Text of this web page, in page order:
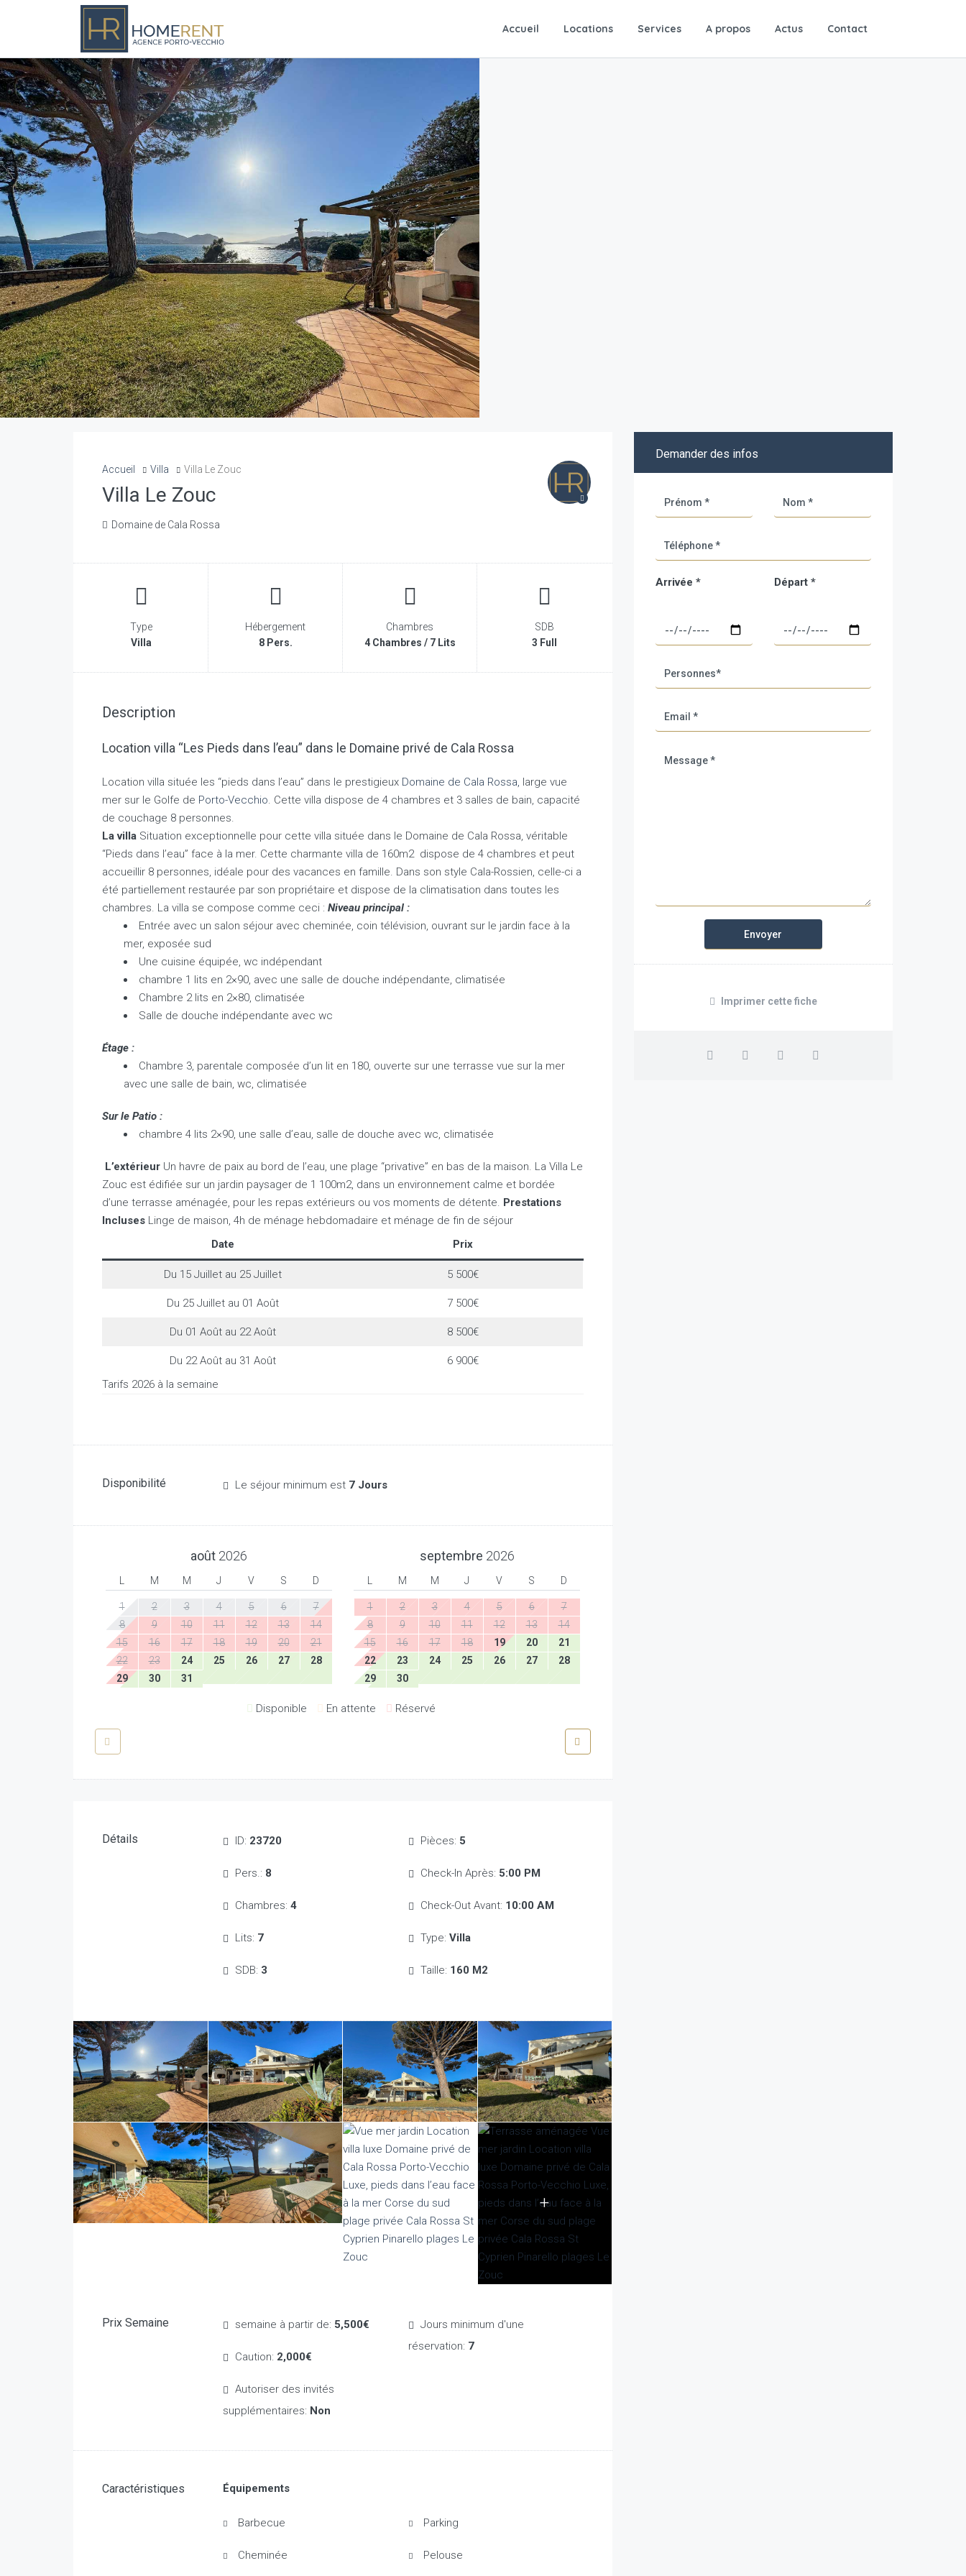
Accueil Locations Services A propos Actus Contact
Accueil Villa Villa Le Zouc
Villa Le Zouc
Domaine de Cala Rossa
Type
Villa
Hébergement
8 Pers.
Chambres
4 Chambres / 7 Lits
SDB
3 Full
Description
Location villa “Les Pieds dans l’eau” dans le Domaine privé de Cala Rossa
Location villa située les “pieds dans l’eau” dans le prestigieux Domaine de Cala Rossa, large vue
mer sur le Golfe de Porto-Vecchio. Cette villa dispose de 4 chambres et 3 salles de bain, capacité
de couchage 8 personnes.
La villa Situation exceptionnelle pour cette villa située dans le Domaine de Cala Rossa, véritable
“Pieds dans l’eau” face à la mer. Cette charmante villa de 160m2 dispose de 4 chambres et peut
accueillir 8 personnes, idéale pour des vacances en famille. Dans son style Cala-Rossien, celle-ci a
été partiellement restaurée par son propriétaire et dispose de la climatisation dans toutes les
chambres. La villa se compose comme ceci : Niveau principal :
Entrée avec un salon séjour avec cheminée, coin télévision, ouvrant sur le jardin face à la
mer, exposée sud
Une cuisine équipée, wc indépendant
chambre 1 lits en 2×90, avec une salle de douche indépendante, climatisée
Chambre 2 lits en 2×80, climatisée
Salle de douche indépendante avec wc
Étage :
Chambre 3, parentale composée d’un lit en 180, ouverte sur une terrasse vue sur la mer
avec une salle de bain, wc, climatisée
Sur le Patio :
chambre 4 lits 2×90, une salle d’eau, salle de douche avec wc, climatisée
L’extérieur Un havre de paix au bord de l’eau, une plage “privative” en bas de la maison. La Villa Le
Zouc est édifiée sur un jardin paysager de 1 100m2, dans un environnement calme et bordée
d’une terrasse aménagée, pour les repas extérieurs ou vos moments de détente. Prestations
Incluses Linge de maison, 4h de ménage hebdomadaire et ménage de fin de séjour
Date
Prix
Du 15 Juillet au 25 Juillet 5 500€
Du 25 Juillet au 01 Août 7 500€
Du 01 Août au 22 Août 8 500€
Du 22 Août au 31 Août
6 900€
Tarifs 2026 à la semaine
Disponibilité Le séjour minimum est 7 Jours
août 2026
M M J V S D
1 2 3 4 5 6
7
8
9 10 11 12 13
14
15
16 17 18 19 20
21
22
23 24 25 26 27
28
29
30 31
septembre 2026
M M J V S D
1 2 3 4 5 6
7
8
9 10 11 12 13
14
15
16 17 18 19 20
21
22
23 24 25 26 27
28
29
30
Disponible En attente Réservé
Détails ID: 23720
Pers.: 8
Chambres: 4
Lits: 7
SDB: 3
Pièces: 5
Check-In Après: 5:00 PM
Check-Out Avant: 10:00 AM
Type:Villa
Taille: 160 M2
+
Prix Semaine semaine à partir de: 5,500€
Caution: 2,000€
supplémentaires: Non
Jours minimum d'une
réservation: 7
Caractéristiques Équipements
Barbecue
Cheminée
Parking
Pelouse
Demander des infos
Arrivée * Départ *
Imprimer cette fiche